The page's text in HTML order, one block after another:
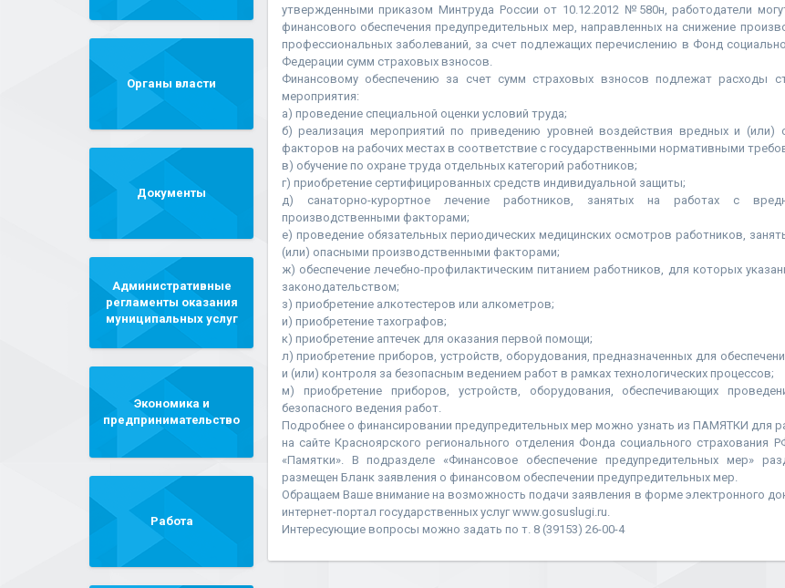
Органы власти
Документы
Административные
регламенты оказания
муниципальных услуг
Экономика и
предпринимательство
Работа
утвержденными приказом Минтруда России от 10.12.2012 №580н, работодатели
финансового обеспечения предупредительных мер, направленных на снижение
профессиональных заболеваний, за счет подлежащих перечислению в Фонд
Федерации сумм страховых взносов.
Финансовому обеспечению за счет сумм страховых взносов подлежат расходы
мероприятия:
а) проведение специальной оценки условий труда;
б) реализация мероприятий по приведению уровней воздействия вредных и (или)
факторов на рабочих местах в соответствие с государственными нормативными
в) обучение по охране труда отдельных категорий работников;
г) приобретение сертифицированных средств индивидуальной защиты;
д) санаторно-курортное лечение работников, занятых на работах с
производственными факторами;
е) проведение обязательных периодических медицинских осмотров работников,
(или) опасными производственными факторами;
ж) обеспечение лечебно-профилактическим питанием работников, для которых
законодательством;
з) приобретение алкотестеров или алкометров;
и) приобретение тахографов;
к) приобретение аптечек для оказания первой помощи;
л) приобретение приборов, устройств, оборудования, предназначенных для
и (или) контроля за безопасным ведением работ в рамках технологических процессов;
м) приобретение приборов, устройств, оборудования, обеспечивающих
безопасного ведения работ.
Подробнее о финансировании предупредительных мер можно узнать из ПАМЯТКИ для
на сайте Красноярского регионального отделения Фонда социального страхования
«Памятки». В подразделе «Финансовое обеспечение предупредительных мер»
размещен Бланк заявления о финансовом обеспечении предупредительных мер.
Обращаем Ваше внимание на возможность подачи заявления в форме электронного
интернет-портал государственных услуг www.gosuslugi.ru.
Интересующие вопросы можно задать по т. 8 (39153) 26-00-4